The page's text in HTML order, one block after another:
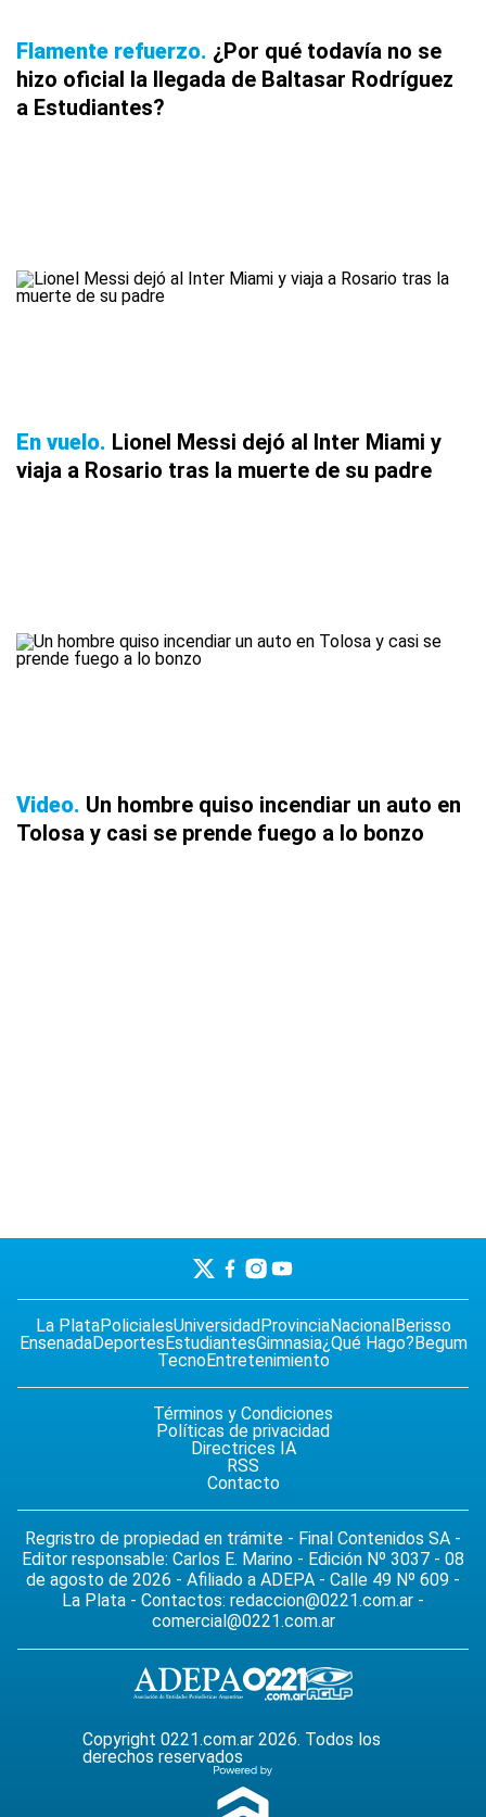
Flamente refuerzo ¿Por qué todavía no se
hizo oficial la llegada de Baltasar Rodríguez
a Estudiantes?
En vuelo Lionel Messi dejó al Inter Miami y
viaja a Rosario tras la muerte de su padre
Video Un hombre quiso incendiar un auto en
Tolosa y casi se prende fuego a lo bonzo
La PlataPolicialesUniversidadProvinciaNacionalBerisso
EnsenadaDeportesEstudiantesGimnasia¿Qué Hago?Begum
TecnoEntretenimiento
Términos y Condiciones
Políticas de privacidad
Directrices IA
RSS
Contacto
Regristro de propiedad en trámite - Final Contenidos SA -
Editor responsable: Carlos E. Marino - Edición Nº 3037 - 08
de agosto de 2026 - Afiliado a ADEPA - Calle 49 Nº 609 -
La Plata - Contactos: redaccion@0221.com.ar -
comercial@0221.com.ar
Copyright 0221.com.ar 2026. Todos los
derechos reservados